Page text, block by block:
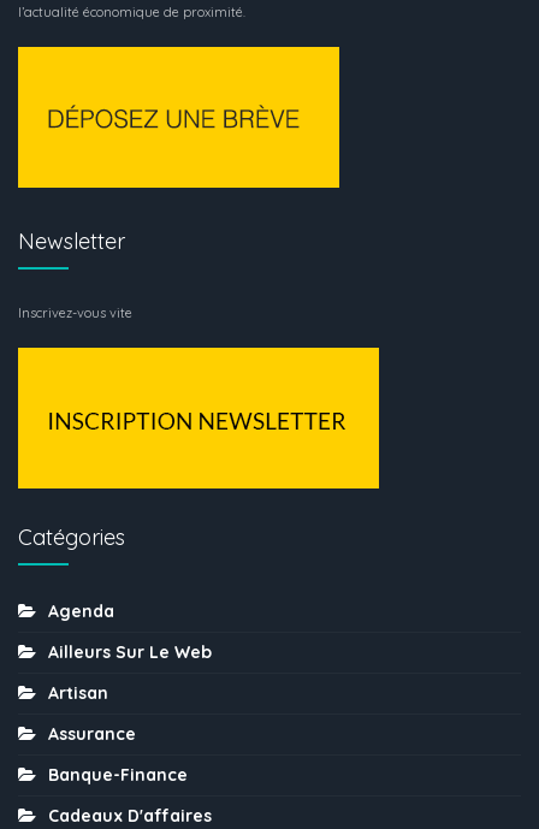
l’actualité économique de proximité.
Newsletter
Inscrivez-vous vite
Catégories
Agenda
Ailleurs Sur Le Web
Artisan
Assurance
Banque-Finance
Cadeaux D'affaires